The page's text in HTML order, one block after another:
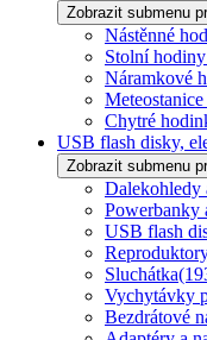
Zobrazit submenu
Nástěnné
Stolní
Náramkové
Chytré
USB flash disky,
Zobrazit submenu
Dalekohledy
Powerbanky
USB flash
Sluchátka
Vychytávky
Bezdrátové